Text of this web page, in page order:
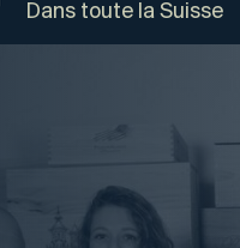
Dans toute la Suisse